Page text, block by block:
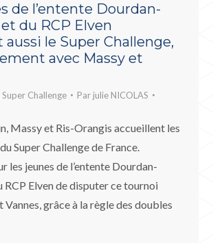
de l’entente Dourdan-
du RCP Elven
le Super Challenge,
avec Massy et
Super Challenge Par julie NICOLAS
Massy et Ris-Orangis accueillent les
Super Challenge de France.
les jeunes de l’entente Dourdan-
RCP Elven de disputer ce tournoi
Vannes, grâce à la règle des doubles